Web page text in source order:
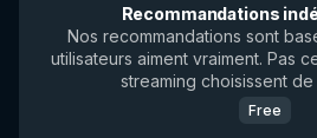
Recommandations
Nos recommandations sont
utilisateurs aiment vraiment. Pas
streaming choisissent
Free